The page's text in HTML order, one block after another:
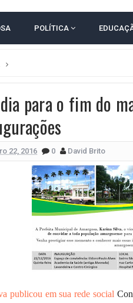
EMPATAM EM JOGO PEGADO
PARA O REMO E SE COMPLICA NA
O ATHLETICO-PR POR 4 A 0 NO
POLÍTICA
para o fim do
22, 2016 0 David Brito
publicou em sua rede social